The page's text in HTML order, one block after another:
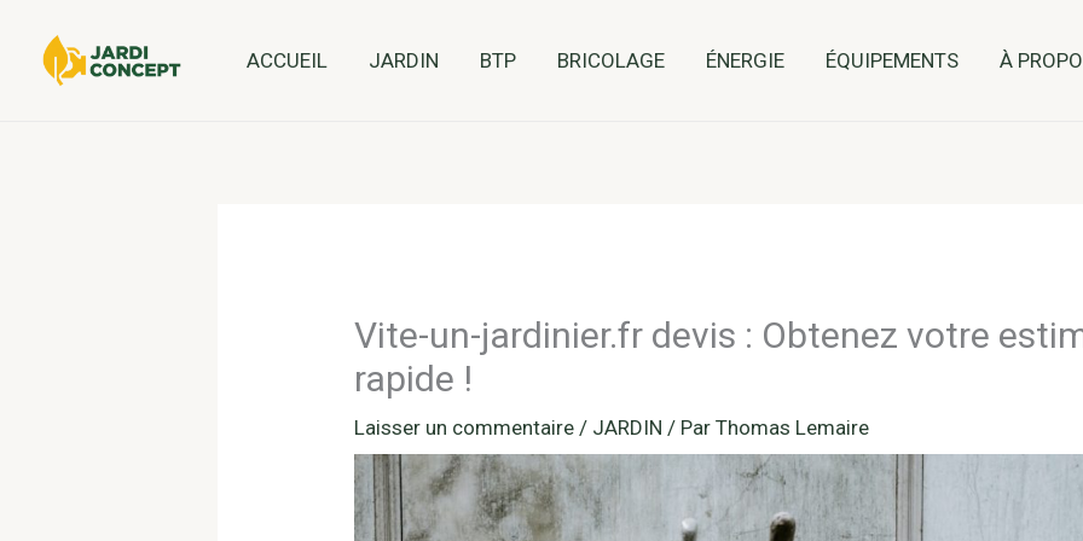
contenu
ACCUEIL JARDIN BTP BRICOLAGE ÉNERGIE ÉQUIPEMENTS À
Vite-un-jardinier.fr devis : Obtenez votre
rapide !
Laisser un commentaire / JARDIN / ParThomas Lemaire